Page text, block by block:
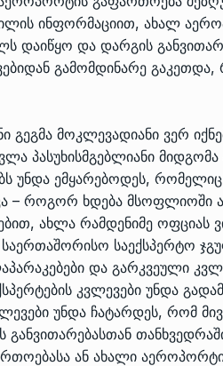
ინფორმაციით, ახალ
დაიწყო და დარგის
გამომდინარე
გეგმა მოკლევადიანი ვერ
პასუხისმგებლიანი მიდგომა
უნდა ემყარებოდეს,
– როგორ ხდება მსოფლიოში
ახლა რამდენიმე
საექსპერტო
და გარკვეული
კვლევები უნდა
უნდა ჩატარდეს, რომ
თანხვედრაში
ან ახალი